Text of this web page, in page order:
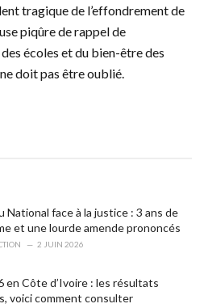
tragique de l’effondrement de
piqûre de rappel de
écoles et du bien-être des
doit pas être oublié.
National face à la justice : 3 ans de
et une lourde amende prononcés
2 JUIN 2026
en Côte d’Ivoire : les résultats
voici comment consulter